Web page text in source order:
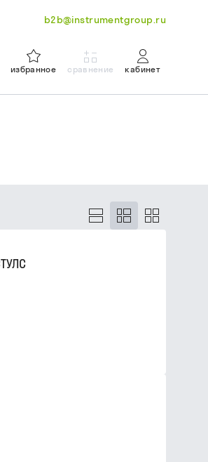
b2b@instrumentgroup.ru
избранное сравнение кабинет